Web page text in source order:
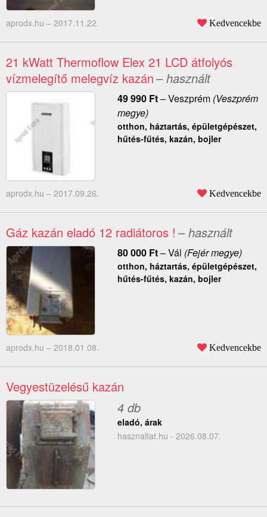
aprodx.hu – 2017.11.22. Kedvencekbe
21 kWatt Thermoflow Elex 21 LCD átfolyós
vízmelegítő melegvíz kazán– használt
49 990 Ft–Veszprém(Veszprém
megye)
otthon, háztartás, épületgépészet,
hűtés-fűtés, kazán, bojler
aprodx.hu – 2017.09.26. Kedvencekbe
Gáz kazán eladó 12 radiátoros ! – használt
80 000 Ft–Vál (Fejér megye)
otthon, háztartás, épületgépészet,
hűtés-fűtés, kazán, bojler
aprodx.hu – 2018.01.08. Kedvencekbe
Vegyestüzelésű kazán
4 db
eladó, árak
hasznaltat.hu - 2026.08.07.